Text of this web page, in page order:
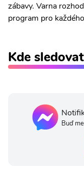
zábavy. Varna
program pro
Kde
Buď